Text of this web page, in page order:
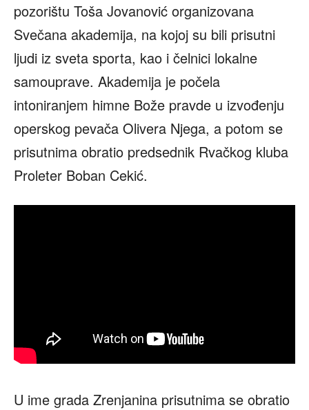
pozorištu Toša Jovanović organizovana
Svečana akademija, na kojoj su bili prisutni
ljudi iz sveta sporta, kao i čelnici lokalne
samouprave. Akademija je počela
intoniranjem himne Bože pravde u izvođenju
operskog pevača Olivera Njega, a potom se
prisutnima obratio predsednik Rvačkog kluba
Proleter Boban Cekić.
U ime grada Zrenjanina prisutnima se obratio